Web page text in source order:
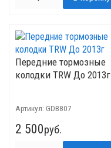
Передние тормозные
колодки TRW До 2013г
Артикул: GDB807
2 500руб.